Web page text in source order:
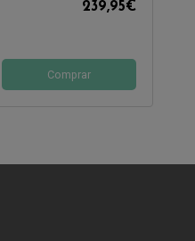
239,95€
Comprar